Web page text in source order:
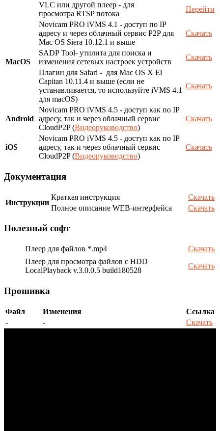
VLC или другой плеер - для
просмотра RTSP потока
Перейти
MacOS
Novicam PRO iVMS 4.1 - доступ по IP
адресу и через облачный сервис P2P для
Mac OS Siera 10.12.1 и выше
Скачать
SADP Tool- утилита для поиска и
изменения сетевых настроек устройств
Скачать
Плагин для Safari - для Mac OS X El
Capitan 10.11.4 и выше (если не
устанавливается, то используйте iVMS 4.1
для macOS)
Скачать
Android
Novicam PRO iVMS 4.5 - доступ как по IP
адресу, так и через облачный сервис
CloudP2P (Видеоруководство)
Скачать
iOS
Novicam PRO iVMS 4.5 - доступ как по IP
адресу, так и через облачный сервис
CloudP2P (Видеоруководство)
Скачать
Документация
Инструкции
Краткая инструкция
Скачать
Полное описание WEB-интерфейса
Скачать
Полезный софт
Плеер для файлов *.mp4
Скачать
Плеер для просмотра файлов с HDD
LocalPlayback v.3.0.0.5 build180528
Скачать
Прошивка
Файл Изменения
Ссылка
-
- Скачать